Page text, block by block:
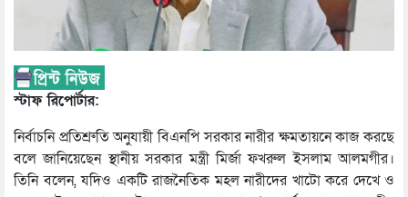
স্টাফ রিপোর্টার:
নির্বাচনি প্রতিশ্রুতি অনুযায়ী বিএনপি সরকার নারীর ক্ষমতায়নে কাজ করছে
বলে জানিয়েছেন স্থানীয় সরকার মন্ত্রী মির্জা ফখরুল ইসলাম আলমগীর।
তিনি বলেন, যদিও একটি রাজনৈতিক মহল নারীদের খাটো করে দেখে ও